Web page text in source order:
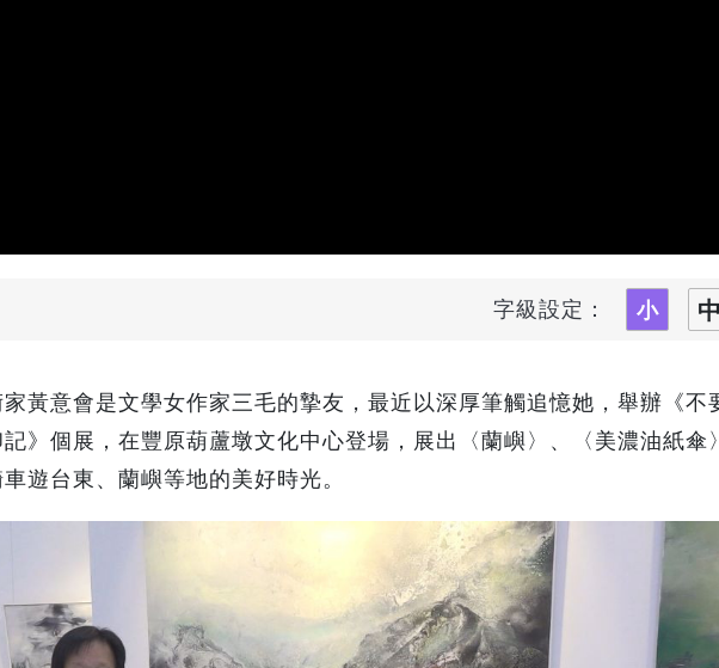
字級設定：
黃意會是文學女作家三毛的摯友，最近以深厚筆觸追憶她，舉辦《不
》個展，在豐原葫蘆墩文化中心登場，展出〈蘭嶼〉、〈美濃油紙傘
遊台東、蘭嶼等地的美好時光。